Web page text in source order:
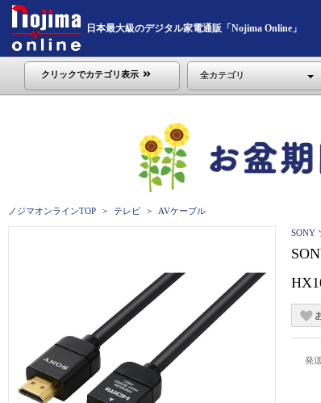
日本最大級のデジタル家電通販「Nojima Online」
クリックでカテゴリ表示 全カテゴリ
ノジマオンラインTOP テレビ AVケーブル
SONY
発